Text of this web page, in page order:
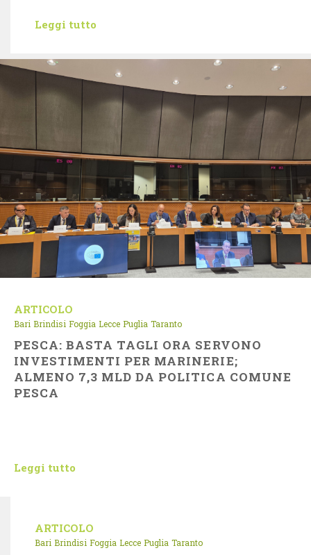
Leggi tutto
ARTICOLO
Bari Brindisi Foggia Lecce Puglia Taranto
PESCA: BASTA TAGLI ORA SERVONO
INVESTIMENTI PER MARINERIE;
ALMENO 7,3 MLD DA POLITICA COMUNE
PESCA
Leggi tutto
ARTICOLO
Bari Brindisi Foggia Lecce Puglia Taranto